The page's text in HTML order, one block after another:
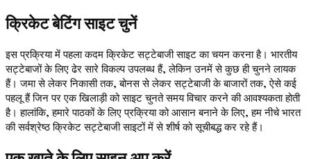
क्रिकेट बेटिंग साइट चुनें
इस प्रक्रिया में पहला कदम क्रिकेट सट्टेबाजी साइट का चयन करना है। भारतीय
सट्टेबाजों के लिए ढेर सारे विकल्प उपलब्ध हैं, लेकिन उनमें से कुछ ही चुनने लायक
हैं। जमा से लेकर निकासी तक, बोनस से लेकर सट्टेबाजी के बाजारों तक, ऐसे कई
पहलू हैं जिन पर एक खिलाड़ी को साइट चुनते समय विचार करने की आवश्यकता होती
है। हालांकि, हमारे पाठकों के लिए प्रक्रिया को आसान बनाने के लिए, हम नीचे भारत
की सर्वश्रेष्ठ क्रिकेट सट्टेबाजी साइटों में से शीर्ष को सूचीबद्ध कर रहे हैं।